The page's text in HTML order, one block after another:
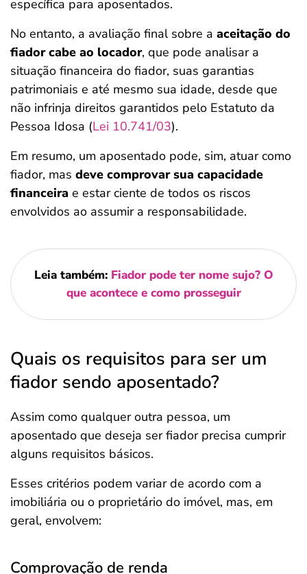
específica para aposentados.
No entanto, a avaliação final sobre a aceitação do
fiador cabe ao locador, que pode analisar a
situação financeira do fiador, suas garantias
patrimoniais e até mesmo sua idade, desde que
não infrinja direitos garantidos pelo Estatuto da
Pessoa Idosa (Lei 10.741/03).
Em resumo, um aposentado pode, sim, atuar como
fiador, mas deve comprovar sua capacidade
financeira e estar ciente de todos os riscos
envolvidos ao assumir a responsabilidade.
Leia também: Fiador pode ter nome sujo? O
que acontece e como prosseguir
Quais os requisitos para ser um
fiador sendo aposentado?
Assim como qualquer outra pessoa, um
aposentado que deseja ser fiador precisa cumprir
alguns requisitos básicos.
Esses critérios podem variar de acordo com a
imobiliária ou o proprietário do imóvel, mas, em
geral, envolvem:
Comprovação de renda